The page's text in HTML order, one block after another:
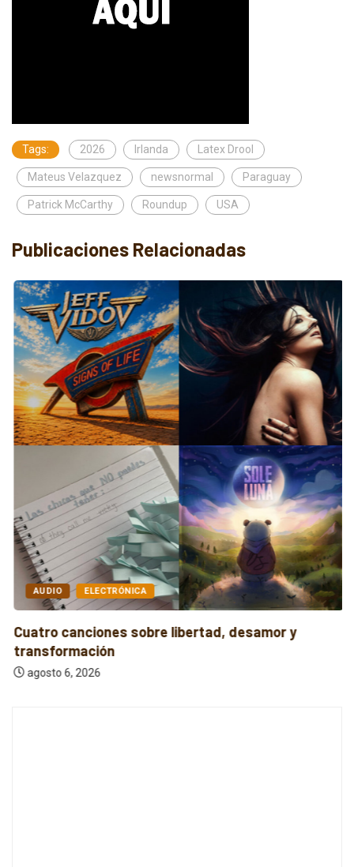
Tags: 2026 Irlanda Latex Drool
Mateus Velazquez newsnormal Paraguay
Patrick McCarthy Roundup USA
Publicaciones Relacionadas
AUDIO ELECTRÓNICA
Cuatro canciones sobre libertad, desamor y
transformación
agosto 6, 2026